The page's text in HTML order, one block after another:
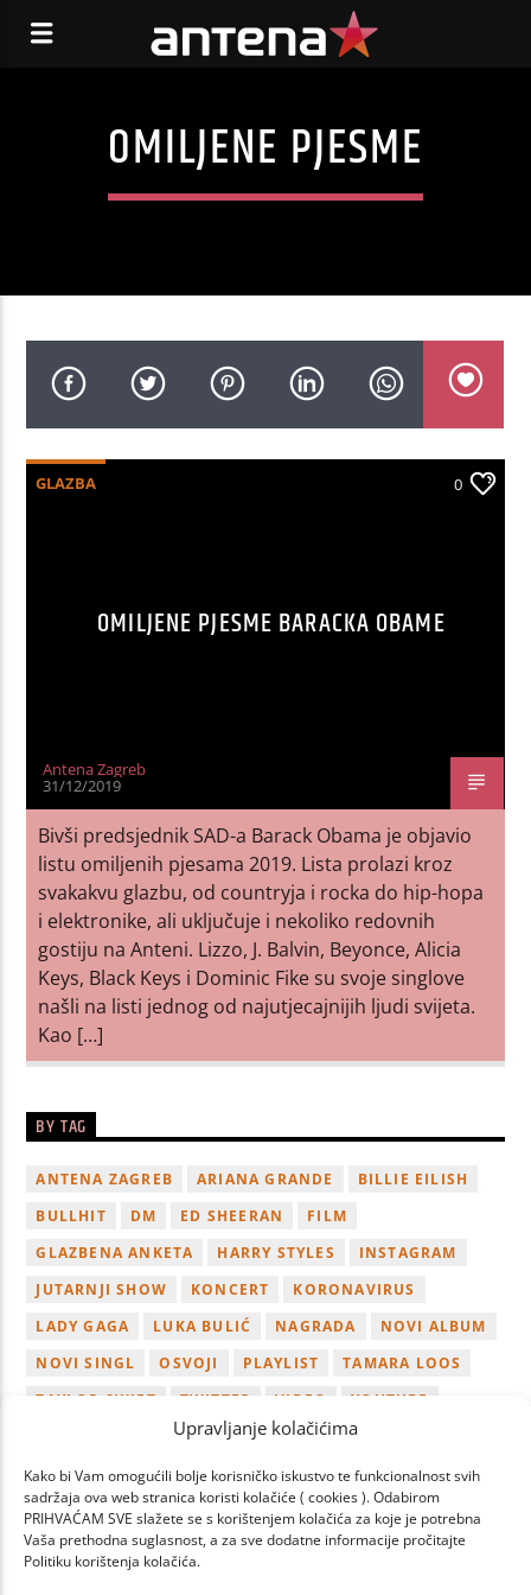
Upravljanje kolačićima
Kako bi Vam omogućili bolje korisničko iskustvo te funkcionalnost svih
sadržaja ova web stranica koristi kolačiće ( cookies ). Odabirom
PRIHVAĆAM SVE slažete se s korištenjem kolačića za koje je potrebna
Vaša prethodna suglasnost, a za sve dodatne informacije pročitajte
Politiku korištenja kolačića.
OMILJENE PJESME
GLAZBA 0
OMILJENE PJESME BARACKA OBAME
Antena Zagreb
31/12/2019
Bivši predsjednik SAD-a Barack Obama je objavio
listu omiljenih pjesama 2019. Lista prolazi kroz
svakakvu glazbu, od countryja i rocka do hip-hopa
i elektronike, ali uključuje i nekoliko redovnih
gostiju na Anteni. Lizzo, J. Balvin, Beyonce, Alicia
Keys, Black Keys i Dominic Fike su svoje singlove
našli na listi jednog od najutjecajnijih ljudi svijeta.
Kao […]
BY TAG
ANTENA ZAGREB ARIANA GRANDE
BILLIE EILISH
BULLHIT
DM ED SHEERAN
FILM
GLAZBENA ANKETA
HARRY STYLES
INSTAGRAM
JUTARNJI SHOW
KONCERT
KORONAVIRUS
LADY GAGA
LUKA BULIĆ NAGRADA
NOVI ALBUM
NOVI SINGL
OSVOJI PLAYLIST
TAMARA LOOS
TAYLOR SWIFT
TWITTER VIDEO
YOUTUBE